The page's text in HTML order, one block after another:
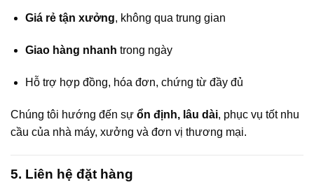
Giá rẻ tận xưởng, không qua trung gian
Giao hàng nhanh trong ngày
Hỗ trợ hợp đồng, hóa đơn, chứng từ đầy đủ
Chúng tôi hướng đến sự ổn định, lâu dài, phục vụ tốt nhu
cầu của nhà máy, xưởng và đơn vị thương mại.
5. Liên hệ đặt hàng